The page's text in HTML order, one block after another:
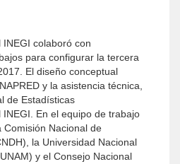
colaboró con
para configurar la tercera
El diseño conceptual
y la asistencia técnica,
de Estadísticas
En el equipo de trabajo
Nacional de
la Universidad Nacional
y el Consejo Nacional